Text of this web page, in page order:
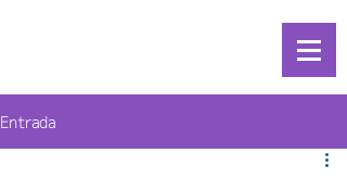
Entrada